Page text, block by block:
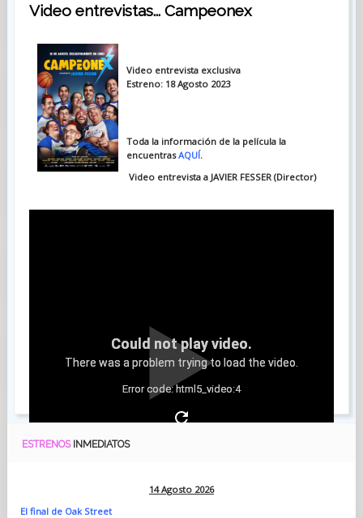
Video entrevistas... Campeonex
Video entrevistaexclusiva
Estreno: 18 Agosto 2023
Toda la información de la película la
encuentrasAQUÍ.
Video entrevista a JAVIER FESSER (Director)
Could not play video.
There was a problem trying to load the video.
Error code: html5_video:4
ESTRENOS INMEDIATOS
14 Agosto 2026
El final de Oak Street